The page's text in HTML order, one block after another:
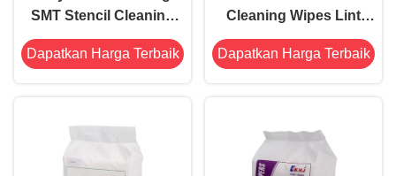
SMT Stencil Cleaning
Wiper Tisu pembersih
kelas
Dapatkan Harga Terbaik
Cleaning Wipes Lint
Free Untuk Industri
Semikonduktor
Dapatkan Harga Terbaik